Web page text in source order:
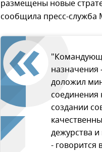
размещены новые
сообщила пресс-
назначения
доложил
создании
дежурства
- говорится